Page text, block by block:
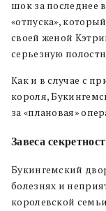
шок за последнее
«отпуска»,
своей женой
серьезную
Как и в случае с
короля,
за «плановая»
Завеса
Букингемский
болезнях и
королевской